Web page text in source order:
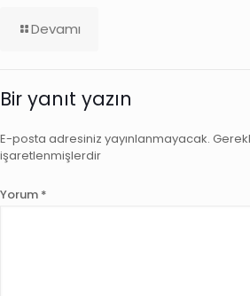
Devamı
Bir yanıt yazın
E-posta adresiniz yayınlanmayacak.
işaretlenmişlerdir
Yorum *